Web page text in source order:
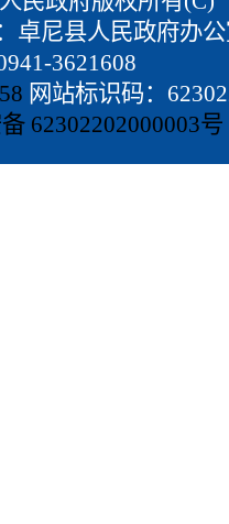
卓尼县人民政府办
3621608
网站标识码：
62302202000003号